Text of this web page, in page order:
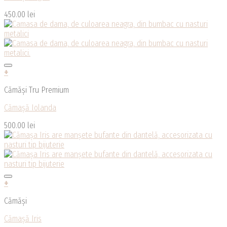
450.00 lei
+
Cămăși Tru Premium
Cămașă Iolanda
500.00 lei
+
Cămăși
Cămașă Iris